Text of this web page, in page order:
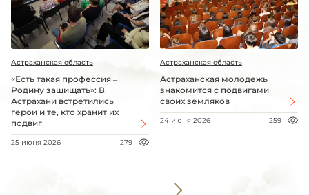
Астраханская область
«Есть такая профессия –
Родину защищать»: В
Астрахани встретились
герои и те, кто хранит их
подвиг
25 июня 2026 279
Астраханская область
Астраханская молодежь
знакомится с подвигами
своих земляков
24 июня 2026 259